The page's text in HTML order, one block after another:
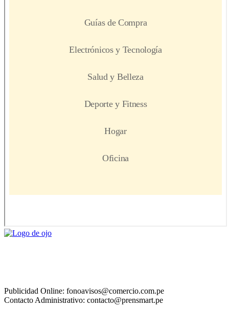
Publicidad Online: fonoavisos@comercio.com.pe
Contacto Administrativo: contacto@prensmart.pe